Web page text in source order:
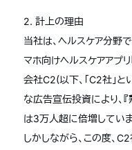
2. 計上の理由
当社は、ヘルスケア分野
マホ向けヘルスケアアプ
会社C2(以下、「C2社」
な広告宣伝投資により、
は3万人超に倍増していま
しかしながら、この度、